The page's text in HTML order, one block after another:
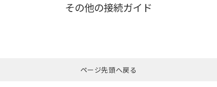
その他の接続ガイド
ページ先頭へ戻る